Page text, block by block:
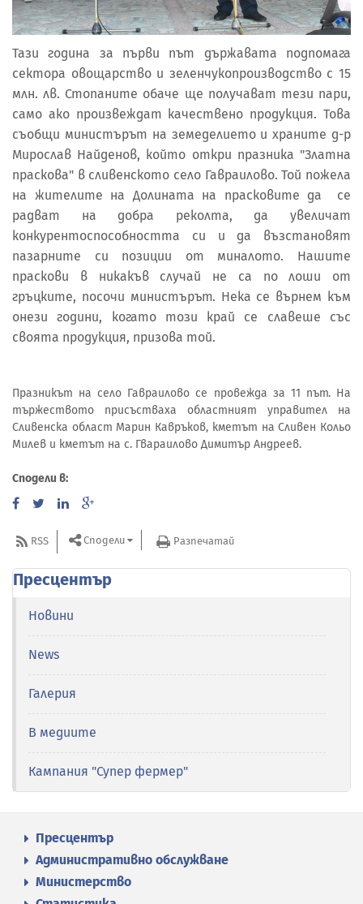
Тази година за първи път държавата подпомага
сектора овощарство и зеленчукопроизводство с 15
млн. лв. Стопаните обаче ще получават тези пари,
само ако произвеждат качествено продукция. Това
съобщи министърът на земеделието и храните д-р
Мирослав Найденов, който откри празника "Златна
праскова" в сливенското село Гавраилово. Той пожела
на жителите на Долината на прасковите да се
радват на добра реколта, да увеличат
конкурентоспособността си и да възстановят
пазарните си позиции от миналото. Нашите
праскови в никакъв случай не са по лоши от
гръцките, посочи министърът. Нека се върнем към
онези години, когато този край се славеше със
своята продукция, призова той.
Празникът на село Гавраилово се провежда за 11 път. На
тържеството присъстваха областният управител на
Сливенска област Марин Кавръков, кметът на Сливен Кольо
Милев и кметът на с. Гвараилово Димитър Андреев.
Сподели в:
RSS Сподели Разпечатай
Пресцентър
Новини
News
Галерия
В медиите
Кампания "Супер фермер"
Пресцентър
Административно обслужване
Министерство